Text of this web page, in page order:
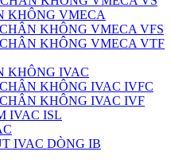
KHÔNG VMECA
KHÔNG VMECA VFS
KHÔNG VMECA VTF
KHÔNG IVAC
KHÔNG IVAC IVFC
KHÔNG IVAC IVF
IVAC ISL
IVAC DÒNG IB